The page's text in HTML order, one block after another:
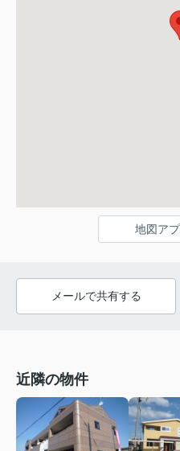
地図ア
メールで共有する
近隣の物件